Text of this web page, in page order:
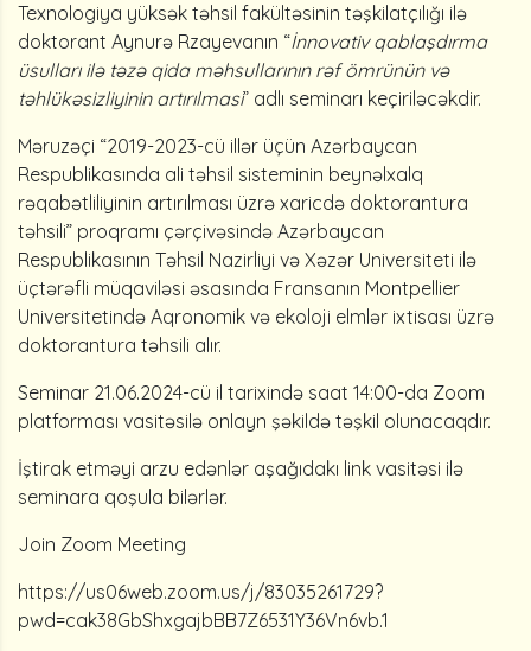
Texnologiya yüksək təhsil fakültəsinin təşkilatçılığı ilə
doktorant Aynurə Rzayevanın “İnnovativ qablaşdırma
üsulları ilə təzə qida məhsullarının rəf ömrünün və
təhlükəsizliyinin artırılması” adlı seminarı keçiriləcəkdir.
Məruzəçi “2019-2023-cü illər üçün Azərbaycan
Respublikasında ali təhsil sisteminin beynəlxalq
rəqabətliliyinin artırılması üzrə xaricdə doktorantura
təhsili” proqramı çərçivəsində Azərbaycan
Respublikasının Təhsil Nazirliyi və Xəzər Universiteti ilə
üçtərəfli müqaviləsi əsasında Fransanın Montpellier
Universitetində Aqronomik və ekoloji elmlər ixtisası üzrə
doktorantura təhsili alır.
Seminar 21.06.2024-cü il tarixində saat 14:00-da Zoom
platforması vasitəsilə onlayn şəkildə təşkil olunacaqdır.
İştirak etməyi arzu edənlər aşağıdakı link vasitəsi ilə
seminara qoşula bilərlər.
Join Zoom Meeting
https://us06web.zoom.us/j/83035261729?
pwd=cak38GbShxgajbBB7Z6531Y36Vn6vb.1